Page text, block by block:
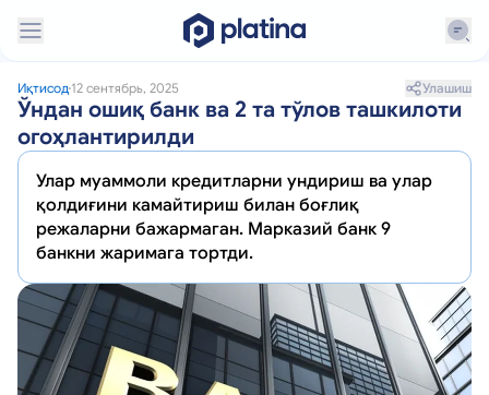
Иқтисод 12 сентябрь, 2025 Улашиш
Ўндан ошиқ банк ва 2 та тўлов ташкилоти
огоҳлантирилди
Улар муаммоли кредитларни ундириш ва улар
қолдиғини камайтириш билан боғлиқ
режаларни бажармаган. Марказий банк 9
банкни жаримага тортди.